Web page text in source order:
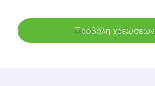
Προβολή χρεώσεων